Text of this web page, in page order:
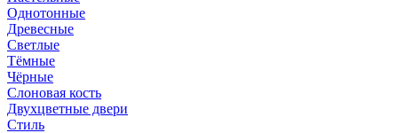
Однотонные
Древесные
Светлые
Тёмные
Чёрные
Слоновая кость
Двухцветные двери
Стиль